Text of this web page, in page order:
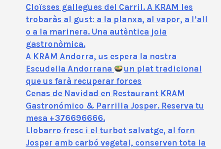
Cloïsses gallegues del Carril. A KRAM les
trobaràs al gust: a la planxa, al vapor, a l’all
o a la marinera. Una autèntica joia
gastronòmica.
A KRAM Andorra, us espera la nostra
Escudella Andorrana
un plat tradicional
que us farà recuperar forces
Cenas de Navidad en Restaurant KRAM
Gastronómico & Parrilla Josper. Reserva tu
mesa +376696666.
Llobarro fresc i el turbot salvatge, al forn
Josper amb carbó vegetal, conserven tota la